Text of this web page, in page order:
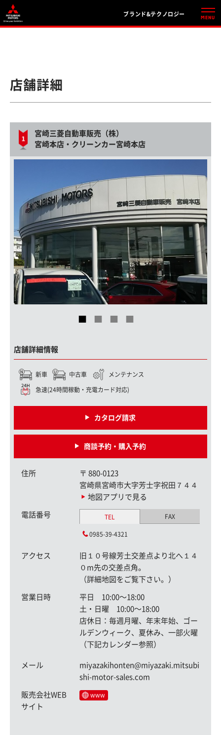
ブランド&テクノロジー
店舗詳細
宮崎三菱自動車販売（株）
宮崎本店・クリーンカー宮崎本店
店舗詳細情報
新車 中古車 メンテナンス
急速(24時間稼動・充電カード対応)
カタログ請求
商談予約・購入予約
住所 〒 880-0123
宮崎県宮崎市大字芳士字祝田７４４
地図アプリで見る
電話番号 TEL FAX
0985-39-4321
アクセス
旧１０号線芳土交差点より北へ１４
０m先の交差点角。
（詳細地図をご覧下さい。）
営業日時
平日 10:00〜18:00
土・日曜 10:00〜18:00
店休日：毎週月曜、年末年始、ゴー
ルデンウィーク、夏休み、一部火曜
（下記カレンダー参照）
メール
miyazakihonten@miyazaki.mitsubi
shi-motor-sales.com
販売会社WEB
サイト
www